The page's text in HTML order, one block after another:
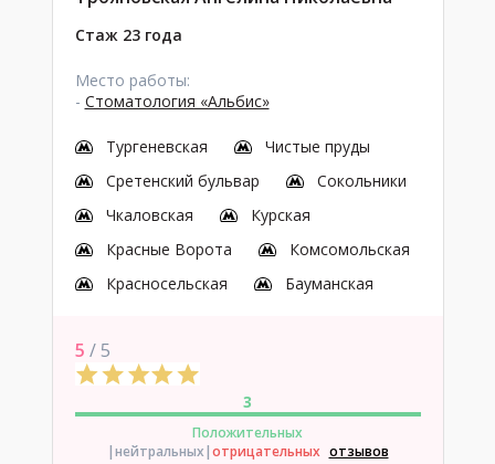
Стаж 23 года
Место работы:
- Стоматология «Альбис»
Тургеневская
Чистые пруды
Сретенский бульвар
Сокольники
Чкаловская
Курская
Красные Ворота
Комсомольская
Красносельская
Бауманская
5 / 5
3
Положительных
|нейтральных|отрицательных отзывов